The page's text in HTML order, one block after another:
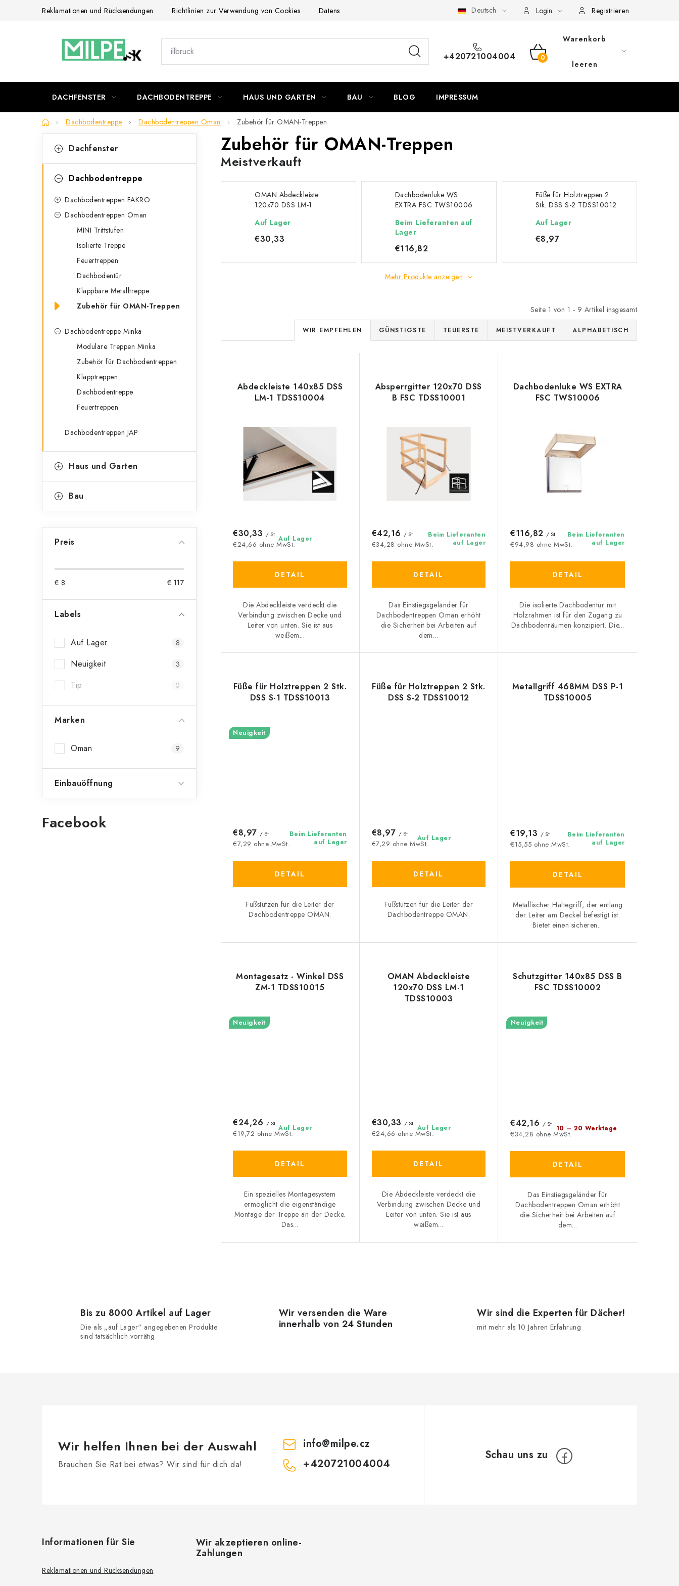
Reklamationen und Rücksendungen Richtlinien zur Verwendung von Cookies Datenschutzerklärung Allgemeinen Geschäftsbedingungen Sitemap von Milpe.sk
Deutsch Login Registrieren
+420721004004 WARENKORB
Warenkorb
leeren
DACHFENSTER DACHBODENTREPPE HAUS UND GARTEN BAU BLOG IMPRESSUM
StartseiteDachbodentreppe Dachbodentreppen Oman Zubehör für OMAN-Treppen
eüberspringen
a
Dachfenster
Dachbodentreppe
Dachbodentreppen FAKRO
Dachbodentreppen Oman
MINI Trittstufen
Isolierte Treppe
Feuertreppen
Dachbodentür
Klappbare Metalltreppe
Zubehör für OMAN-Treppen
Dachbodentreppe Minka
Modulare Treppen Minka
Zubehör für Dachbodentreppen
Klapptreppen
Dachbodentreppe
Feuertreppen
Dachbodentreppen JAP
Haus und Garten
Bau
Preis
€ 8 € 117
Labels
Auf Lager 8
Neuigkeit 3
Tip 0
Marken
Oman 9
Einbauöffnung
Facebook
Zubehör für OMAN-Treppen
Meistverkauft
OMAN Abdeckleiste
120x70 DSS LM-1
Auf Lager
€30,33
Dachbodenluke WS
EXTRA FSC TWS10006
Beim Lieferanten auf
Lager
€116,82
Füße für Holztreppen 2
Stk. DSS S-2 TDSS10012
Auf Lager
€8,97
Mehr Produkte anzeigen
Seite 1 von 1 - 9 Artikel insgesamt
P
r
d
u
t
s
o
i
e
r
u
n
g
WIR EMPFEHLEN GÜNSTIGSTE TEUERSTE MEISTVERKAUFT ALPHABETISCH
e
Abdeckleiste 140x85 DSS
LM-1 TDSS10004
Auf Lager
€24,66 ohne MwSt.
€30,33 / St
DETAIL
Die Abdeckleiste verdeckt die
Verbindung zwischen Decke und
Leiter von unten. Sie ist aus
weißem...
Absperrgitter 120x70 DSS
B FSC TDSS10001
Beim Lieferanten
auf Lager
€34,28 ohne MwSt.
€42,16 / St
DETAIL
Das Einstiegsgeländer für
Dachbodentreppen Oman erhöht
die Sicherheit bei Arbeiten auf
dem...
Dachbodenluke WS EXTRA
FSC TWS10006
Beim Lieferanten
auf Lager
€94,98 ohne MwSt.
€116,82 / St
DETAIL
Die isolierte Dachbodentür mit
Holzrahmen ist für den Zugang zu
Dachbodenräumen konzipiert. Die...
Füße für Holztreppen 2 Stk.
DSS S-1 TDSS10013
Neuigkeit
Beim Lieferanten
auf Lager
€7,29 ohne MwSt.
€8,97 / St
DETAIL
Fußstützen für die Leiter der
Dachbodentreppe OMAN.
Füße für Holztreppen 2 Stk.
DSS S-2 TDSS10012
Auf Lager
€7,29 ohne MwSt.
€8,97 / St
DETAIL
Fußstützen für die Leiter der
Dachbodentreppe OMAN.
Metallgriff 468MM DSS P-1
TDSS10005
Beim Lieferanten
auf Lager
€15,55 ohne MwSt.
€19,13 / St
DETAIL
Metallischer Haltegriff, der entlang
der Leiter am Deckel befestigt ist.
Bietet einen sicheren...
Montagesatz - Winkel DSS
ZM-1 TDSS10015
Neuigkeit
Auf Lager
€19,72 ohne MwSt.
€24,26 / St
DETAIL
Ein spezielles Montagesystem
ermöglicht die eigenständige
Montage der Treppe an der Decke.
Das...
OMAN Abdeckleiste
120x70 DSS LM-1
TDSS10003
Auf Lager
€24,66 ohne MwSt.
€30,33 / St
DETAIL
Die Abdeckleiste verdeckt die
Verbindung zwischen Decke und
Leiter von unten. Sie ist aus
weißem...
Schutzgitter 140x85 DSS B
FSC TDSS10002
Neuigkeit
10 – 20 Werktage
€34,28 ohne MwSt.
€42,16 / St
DETAIL
Das Einstiegsgeländer für
Dachbodentreppen Oman erhöht
die Sicherheit bei Arbeiten auf
dem...
e
n
e
r
Bis zu 8000 Artikel auf Lager
Die als „auf Lager“ angegebenen Produkte
sind tatsächlich vorrätig
Wir versenden die Ware
innerhalb von 24 Stunden
Wir sind die Experten für Dächer!
mit mehr als 10 Jahren Erfahrung
Wir helfen Ihnen bei der Auswahl
Brauchen Sie Rat bei etwas? Wir sind für dich da!
info@milpe.cz
+420721004004
Informationen für Sie
Reklamationen und Rücksendungen
Wir akzeptieren online-
Zahlungen